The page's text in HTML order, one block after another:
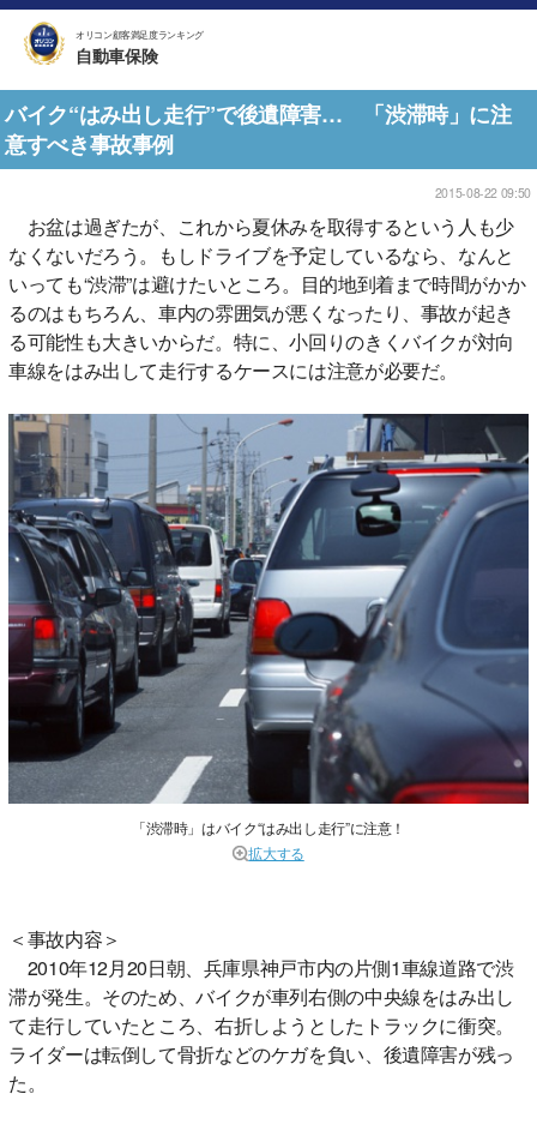
オリコン顧客満足度ランキング
自動車保険
バイク“はみ出し走行”で後遺障害… 「渋滞時」に注
意すべき事故事例
2015-08-22 09:50
お盆は過ぎたが、これから夏休みを取得するという人も少
なくないだろう。もしドライブを予定しているなら、なんと
いっても“渋滞”は避けたいところ。目的地到着まで時間がかか
るのはもちろん、車内の雰囲気が悪くなったり、事故が起き
る可能性も大きいからだ。特に、小回りのきくバイクが対向
車線をはみ出して走行するケースには注意が必要だ。
「渋滞時」はバイク“はみ出し走行”に注意！
拡大する
＜事故内容＞
2010年12月20日朝、兵庫県神戸市内の片側1車線道路で渋
滞が発生。そのため、バイクが車列右側の中央線をはみ出し
て走行していたところ、右折しようとしたトラックに衝突。
ライダーは転倒して骨折などのケガを負い、後遺障害が残っ
た。